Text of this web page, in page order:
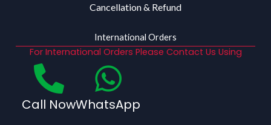
Cancellation & Refund
International Orders
For International Orders Please Contact Us Using
Call NowWhatsApp